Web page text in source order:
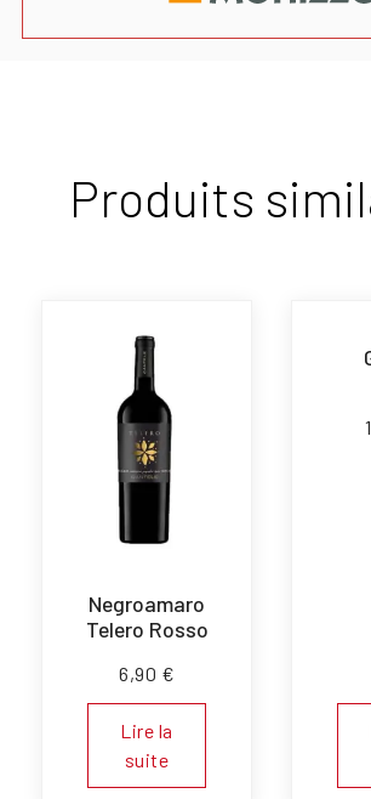
Produits
Negroamaro
Telero Rosso
6,90 €
Lire la
suite